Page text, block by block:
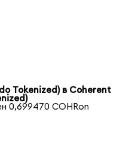
Tokenized) в Coherent
0,699470 COHRon